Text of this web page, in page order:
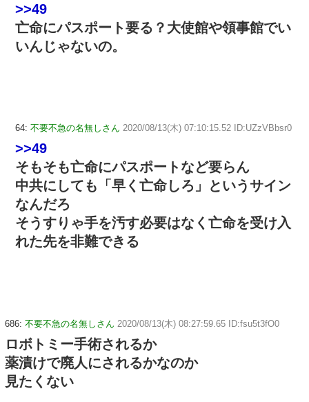
>>49
亡命にパスポート要る？大使館や領事館でい
いんじゃないの。
64: 不要不急の名無しさん 2020/08/13(木) 07:10:15.52 ID:UZzVBbsr0
>>49
そもそも亡命にパスポートなど要らん
中共にしても「早く亡命しろ」というサイン
なんだろ
そうすりゃ手を汚す必要はなく亡命を受け入
れた先を非難できる
686: 不要不急の名無しさん 2020/08/13(木) 08:27:59.65 ID:fsu5t3fO0
ロボトミー手術されるか
薬漬けで廃人にされるかなのか
見たくない